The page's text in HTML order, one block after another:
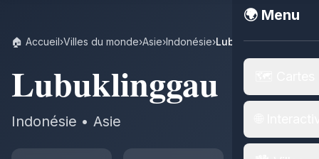
🌍 Menu
🏠 Accueil›Villes du monde›Asie›Indonésie›Lubuklinggau
Lubuklinggau
Indonésie • Asie